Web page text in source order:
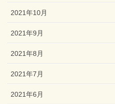
2021年10月
2021年9月
2021年8月
2021年7月
2021年6月